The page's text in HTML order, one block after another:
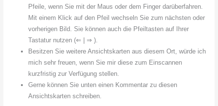
Pfeile, wenn Sie mit der Maus oder dem Finger darüberfahren.
Mit einem Klick auf den Pfeil wechseln Sie zum nächsten oder
vorherigen Bild. Sie können auch die Pfeiltasten auf Ihrer
Tastatur nutzen (⇐ | ⇒ ).
Besitzen Sie weitere Ansichtskarten aus diesem Ort, würde ich
mich sehr freuen, wenn Sie mir diese zum Einscannen
kurzfristig zur Verfügung stellen.
Gerne können Sie unten einen Kommentar zu diesen
Ansichtskarten schreiben.